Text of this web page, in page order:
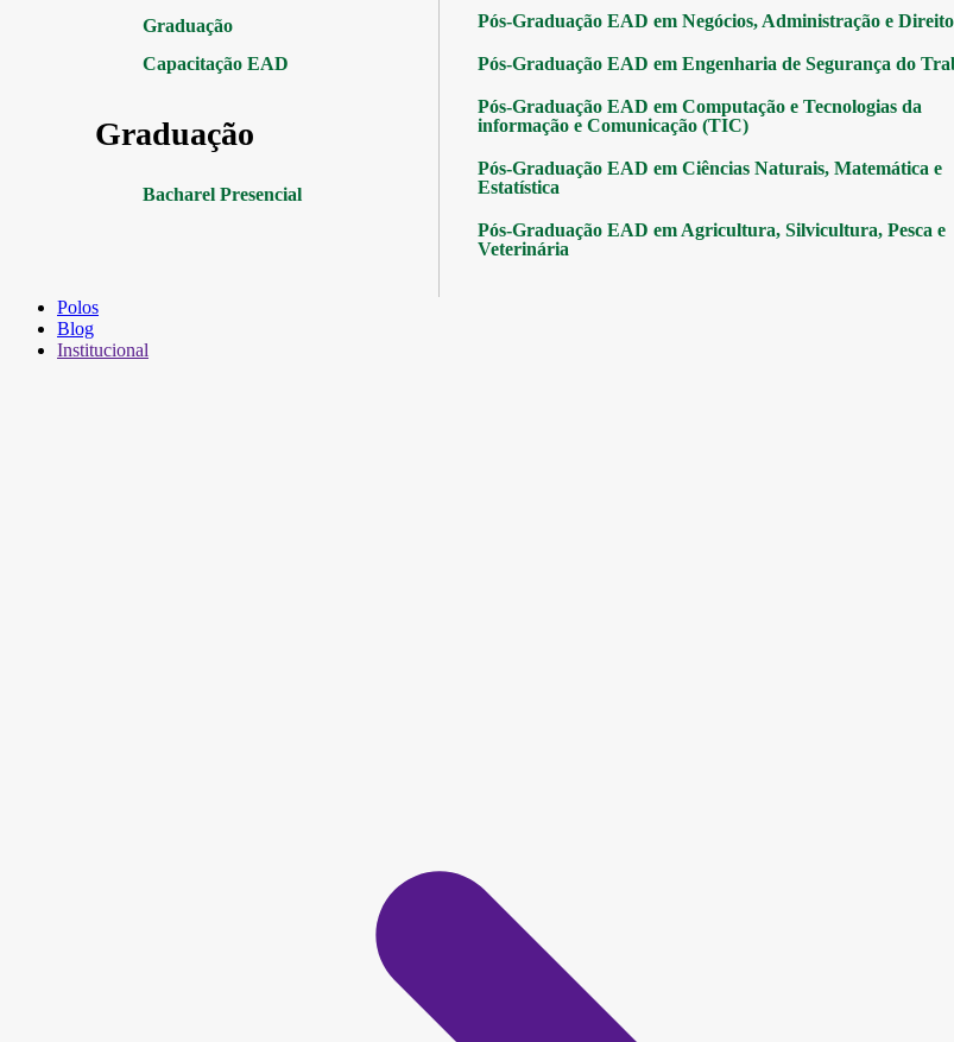
Graduação
Capacitação EAD
Graduação
Bacharel Presencial
Pós-Graduação EAD em Negócios, Administração e Direito
Pós-Graduação EAD em Engenharia de Segurança do
Pós-Graduação EAD em Computação e Tecnologias da
informação e Comunicação (TIC)
Pós-Graduação EAD em Ciências Naturais, Matemática e
Estatística
Pós-Graduação EAD em Agricultura, Silvicultura, Pesca e
Veterinária
Polos
Blog
Institucional